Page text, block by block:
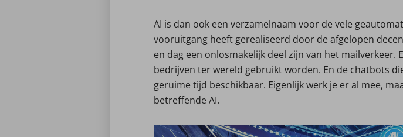
AI is dan ook een verzamelnaam voor de vele
vooruitgang heeft gerealiseerd door de afgelopen
en dag een onlosmakelijk deel zijn van het mailverkeer.
bedrijven ter wereld gebruikt worden. En de chatbots
geruime tijd beschikbaar. Eigenlijk werk je er al mee,
betreffende AI.